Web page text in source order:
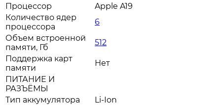
Процессор
Apple A19
Количество ядер
процессора
6
Объем встроенной
памяти, Гб
512
Поддержка карт
памяти
Нет
ПИТАНИЕ И
РАЗЪЁМЫ
Тип аккумулятора
Li-Ion